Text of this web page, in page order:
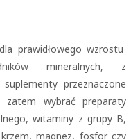
prawidłowego wzrostu
mineralnych, z
przeznaczone
zatem wybrać preparaty
witaminy z grupy B,
magnez, fosfor czy